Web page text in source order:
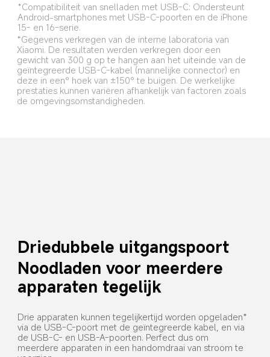
*Compatibiliteit van snelladen met USB-C: Ondersteunt
Android-smartphones met USB-C-poorten en de iPhone
15- en 16-serie.
*Gegevens verkregen van de interne laboratoria van
Xiaomi. De resultaten werden verkregen door een
gewicht van 300 g op te hangen aan het uiteinde van de
geïntegreerde USB-C-kabel (mannelijke connector) en
deze in een° hoek van ±150° te buigen. De werkelijke
prestaties kunnen variëren afhankelijk van factoren zoals
de omgevingsomstandigheden.
Driedubbele uitgangspoort
Noodladen voor meerdere
apparaten tegelijk
Drie apparaten kunnen tegelijkertijd worden opgeladen*
via de USB-C-poort met de geïntegreerde kabel, en via
de USB-C- en USB-A-poorten. Perfect dus om
meerdere apparaten in een handomdraai van stroom te